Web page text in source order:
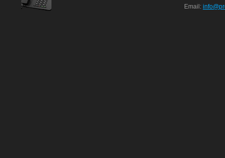
Email: